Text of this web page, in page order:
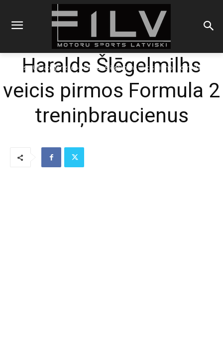
Sākums Uncategorized
Haralds Šlēgelmilhs veicis pirmos Formula 2
Haralds Šlēgelmilhs
veicis pirmos Formula 2
treniņbraucienus